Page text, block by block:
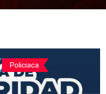
Policiaca